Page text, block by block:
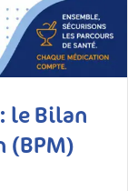
le Bilan
(BPM)